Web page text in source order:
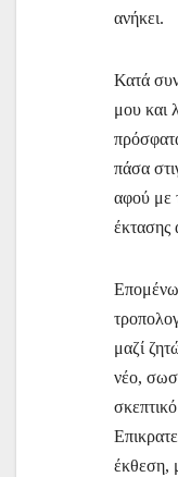
ανήκει.
Κατά
μου και
πάσα
αφού με
έκτασης
μαζί
νέο,
έκθεση,